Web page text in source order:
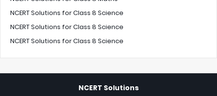
NCERT Solutions for Class 8 Science
NCERT Solutions for Class 8 Science
NCERT Solutions for Class 8 Science
NCERT Solutions